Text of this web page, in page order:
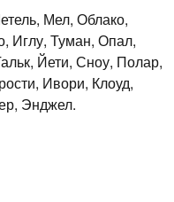
Мел, Облако,
Иглу, Туман, Опал,
Йети, Сноу, Полар,
Ивори, Клоуд,
Энджел.